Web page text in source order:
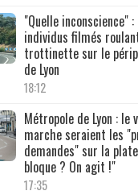
"Quelle inconscience" :
individus filmés
trottinette sur le
de Lyon
18:12
Métropole de Lyon : le
marche seraient les
demandes" sur la
bloque ? On agit !"
17:35